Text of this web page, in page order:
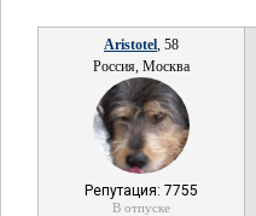
Aristotel, 58
Россия, Москва
Репутация: 7755
В отпуске